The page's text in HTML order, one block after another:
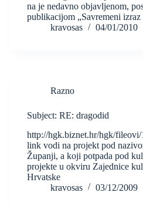
na je ne­dav­no ob­ja­vlje­nom,
pu­bli­ka­ci­jom „Sa­vre­me­ni
kravosas
04/01/2010
Razno
Subject: RE: dragodid
http://hgk.biznet.hr/hgk/
link vodi na projekt pod
Županji, a koji potpada pod
projekte u okviru Zajednice
Hrvatske
kravosas
03/12/2009